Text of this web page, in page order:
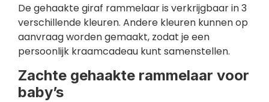
De gehaakte giraf rammelaar is verkrijgbaar in 3
verschillende kleuren. Andere kleuren kunnen op
aanvraag worden gemaakt, zodat je een
persoonlijk kraamcadeau kunt samenstellen.
Zachte gehaakte rammelaar voor
baby’s